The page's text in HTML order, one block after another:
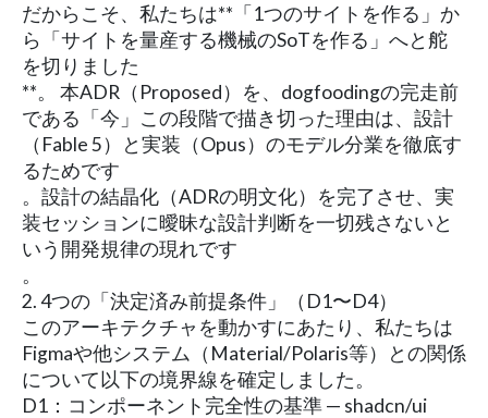
だからこそ、私たちは**「1つのサイトを作る」か
ら「サイトを量産する機械のSoTを作る」へと舵
を切りました
**。 本ADR（Proposed）を、dogfoodingの完走前
である「今」この段階で描き切った理由は、設計
（Fable 5）と実装（Opus）のモデル分業を徹底す
るためです
。設計の結晶化（ADRの明文化）を完了させ、実
装セッションに曖昧な設計判断を一切残さないと
いう開発規律の現れです
。
2. 4つの「決定済み前提条件」（D1〜D4）
このアーキテクチャを動かすにあたり、私たちは
Figmaや他システム（Material/Polaris等）との関係
について以下の境界線を確定しました。
D1：コンポーネント完全性の基準 — shadcn/ui